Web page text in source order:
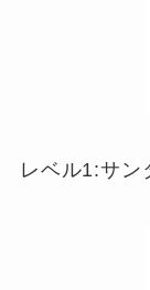
レベル1:サン